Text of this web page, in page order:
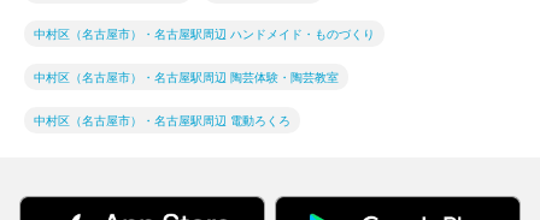
中村区（名古屋市）・名古屋駅周辺 ハンドメイド・ものづくり
中村区（名古屋市）・名古屋駅周辺 陶芸体験・陶芸教室
中村区（名古屋市）・名古屋駅周辺 電動ろくろ